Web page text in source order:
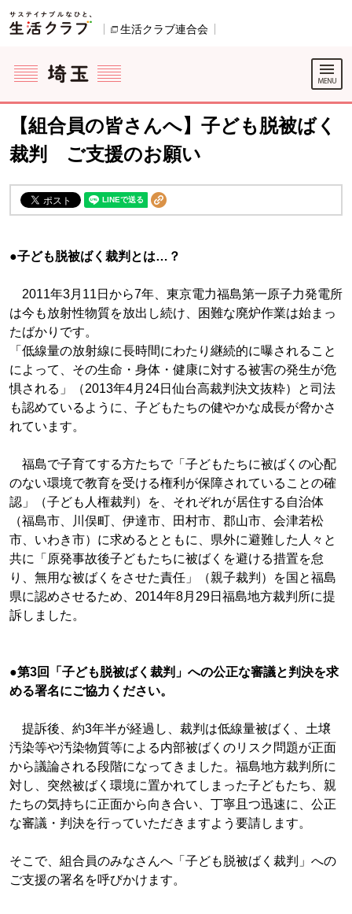
ページの先頭です。
生活クラブ連合会
ここからサイト内共通メニューです。
サイト内共通メニューをスキップする
サイト内共通メニューここまで。
【組合員の皆さんへ】子ども脱被ばく
裁判 ご支援のお願い
●子ども脱被ばく裁判とは…？
2011年3月11日から7年、東京電力福島第一原子力発電所
は今も放射性物質を放出し続け、困難な廃炉作業は始まっ
たばかりです。
「低線量の放射線に長時間にわたり継続的に曝されること
によって、その生命・身体・健康に対する被害の発生が危
惧される」（2013年4月24日仙台高裁判決文抜粋）と司法
も認めているように、子どもたちの健やかな成長が脅かさ
れています。
福島で子育てする方たちで「子どもたちに被ばくの心配
のない環境で教育を受ける権利が保障されていることの確
認」（子ども人権裁判）を、それぞれが居住する自治体
（福島市、川俣町、伊達市、田村市、郡山市、会津若松
市、いわき市）に求めるとともに、県外に避難した人々と
共に「原発事故後子どもたちに被ばくを避ける措置を怠
り、無用な被ばくをさせた責任」（親子裁判）を国と福島
県に認めさせるため、2014年8月29日福島地方裁判所に提
訴しました。
●第3回「子ども脱被ばく裁判」への公正な審議と判決を求
める署名にご協力ください。
提訴後、約3年半が経過し、裁判は低線量被ばく、土壌
汚染等や汚染物質等による内部被ばくのリスク問題が正面
から議論される段階になってきました。福島地方裁判所に
対し、突然被ばく環境に置かれてしまった子どもたち、親
たちの気持ちに正面から向き合い、丁寧且つ迅速に、公正
な審議・判決を行っていただきますよう要請します。
そこで、組合員のみなさんへ「子ども脱被ばく裁判」への
ご支援の署名を呼びかけます。